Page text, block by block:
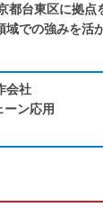
都台東区に拠点
での強みを活
会社
ーン応用